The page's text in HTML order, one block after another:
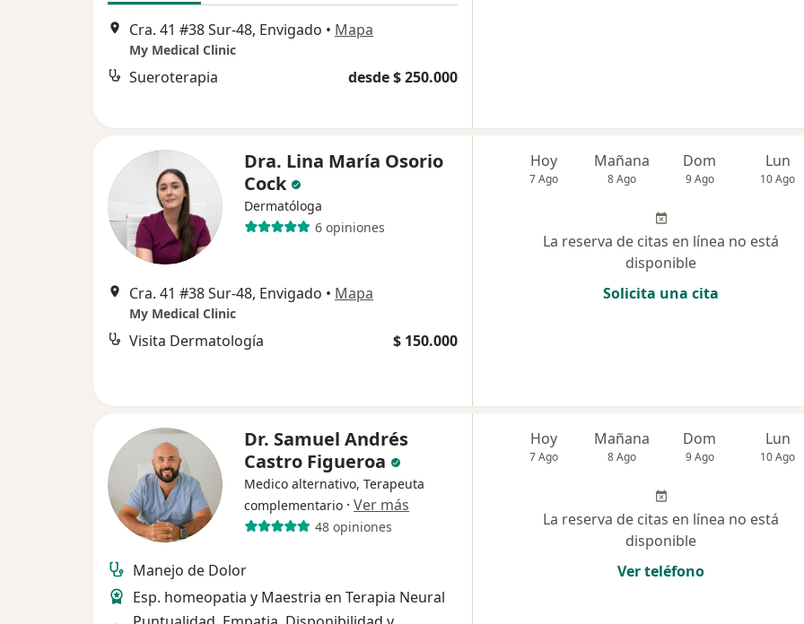
Cra. 41 #38 Sur-48, Envigado • Mapa
My Medical Clinic
Sueroterapia desde $ 250.000
Dra. Lina María Osorio
Cock
Dermatóloga
6 opiniones
Cra. 41 #38 Sur-48, Envigado • Mapa
My Medical Clinic
Visita Dermatología $ 150.000
Hoy
7 Ago
Mañana
8 Ago
Dom
9 Ago
Lun
10 Ago
La reserva de citas en línea no está
disponible
Solicita una cita
Dr. Samuel Andrés
Castro Figueroa
Medico alternativo, Terapeuta
complementario · Ver más
48 opiniones
Manejo de Dolor
Esp. homeopatia y Maestria en Terapia Neural
Hoy
7 Ago
Mañana
8 Ago
Dom
9 Ago
Lun
10 Ago
La reserva de citas en línea no está
disponible
Ver teléfono